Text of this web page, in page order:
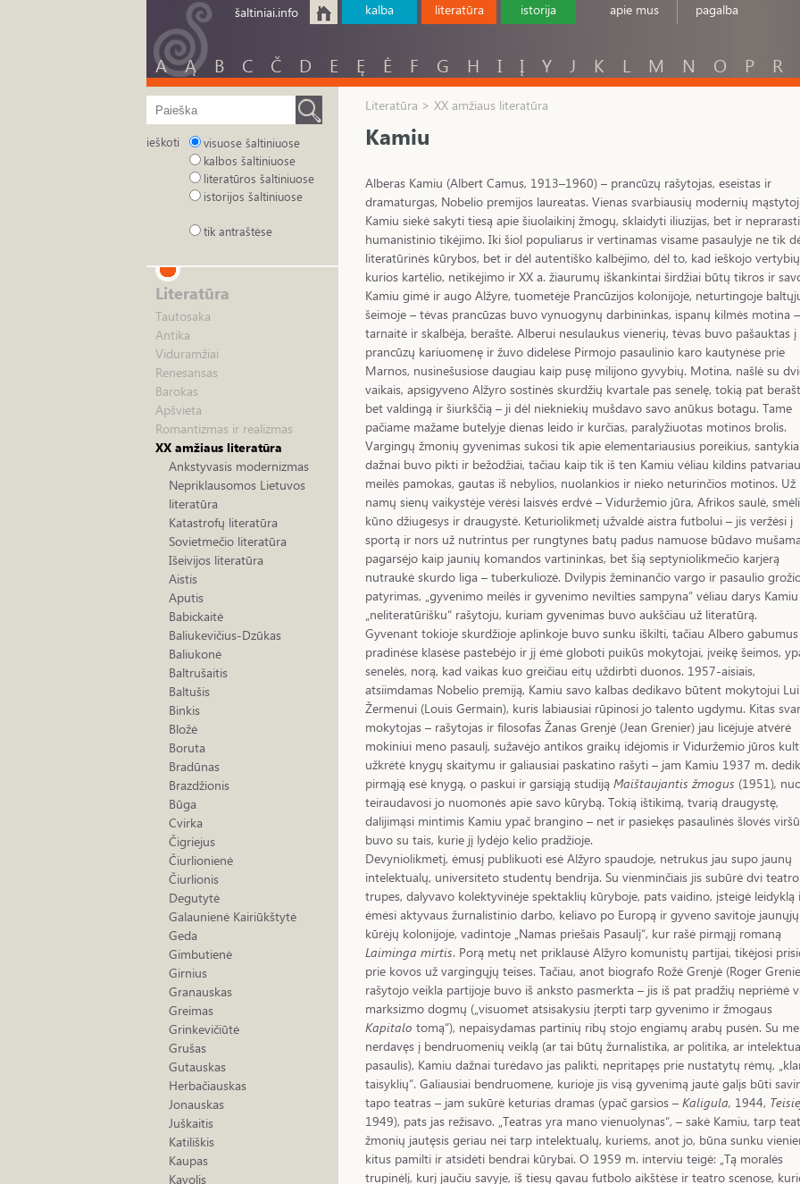
šaltiniai.info kalba literatūra istorija apie mus pagalba
A Ą B C Č D E Ę Ė F G H I Į Y J K L M N O P R
ieškoti
visuose šaltiniuose
kalbos šaltiniuose
literatūros šaltiniuose
istorijos šaltiniuose
tik antraštėse
Literatūra
Tautosaka
Antika
Viduramžiai
Renesansas
Barokas
Apšvieta
Romantizmas ir realizmas
XX amžiaus literatūra
Ankstyvasis modernizmas
Nepriklausomos Lietuvos
literatūra
Katastrofų literatūra
Sovietmečio literatūra
Išeivijos literatūra
Aistis
Aputis
Babickaitė
Baliukevičius-Dzūkas
Baliukonė
Baltrušaitis
Baltušis
Binkis
Bložė
Boruta
Bradūnas
Brazdžionis
Būga
Cvirka
Čigriejus
Čiurlionienė
Čiurlionis
Degutytė
Galaunienė Kairiūkštytė
Geda
Gimbutienė
Girnius
Granauskas
Greimas
Grinkevičiūtė
Grušas
Gutauskas
Herbačiauskas
Jonauskas
Juškaitis
Katiliškis
Kaupas
Kavolis
Literatūra > XX amžiaus literatūra
Kamiu
Alberas Kamiu (Albert Camus, 1913–1960) – prancūzų rašytojas, eseistas ir
dramaturgas, Nobelio premijos laureatas. Vienas svarbiausių modernių
Kamiu siekė sakyti tiesą apie šiuolaikinį žmogų, sklaidyti iliuzijas, bet ir neprarasti
humanistinio tikėjimo. Iki šiol populiarus ir vertinamas visame pasaulyje ne tik
literatūrinės kūrybos, bet ir dėl autentiško kalbėjimo, dėl to, kad ieškojo
kurios kartėlio, netikėjimo ir XX a. žiaurumų iškankintai širdžiai būtų tikros ir
Kamiu gimė ir augo Alžyre, tuometėje Prancūzijos kolonijoje, neturtingoje
šeimoje – tėvas prancūzas buvo vynuogynų darbininkas, ispanų kilmės motina –
tarnaitė ir skalbėja, beraštė. Alberui nesulaukus vienerių, tėvas buvo pašauktas į
prancūzų kariuomenę ir žuvo didelėse Pirmojo pasaulinio karo kautynėse prie
Marnos, nusinešusiose daugiau kaip pusę milijono gyvybių. Motina, našlė su
vaikais, apsigyveno Alžyro sostinės skurdžių kvartale pas senelę, tokią pat
bet valdingą ir šiurkščią – ji dėl niekniekių mušdavo savo anūkus botagu. Tame
pačiame mažame butelyje dienas leido ir kurčias, paralyžiuotas motinos brolis.
Vargingų žmonių gyvenimas sukosi tik apie elementariausius poreikius,
dažnai buvo pikti ir bežodžiai, tačiau kaip tik iš ten Kamiu vėliau kildins
meilės pamokas, gautas iš nebylios, nuolankios ir nieko neturinčios motinos. Už
namų sienų vaikystėje vėrėsi laisvės erdvė – Viduržemio jūra, Afrikos saulė,
kūno džiugesys ir draugystė. Keturiolikmetį užvaldė aistra futbolui – jis veržėsi į
sportą ir nors už nutrintus per rungtynes batų padus namuose būdavo
pagarsėjo kaip jaunių komandos vartininkas, bet šią septyniolikmečio karjerą
nutraukė skurdo liga – tuberkuliozė. Dvilypis žeminančio vargo ir pasaulio
patyrimas, „gyvenimo meilės ir gyvenimo nevilties sampyna“ vėliau darys Kamiu
„neliteratūrišku“ rašytoju, kuriam gyvenimas buvo aukščiau už literatūrą.
Gyvenant tokioje skurdžioje aplinkoje buvo sunku iškilti, tačiau Albero
pradinėse klasėse pastebėjo ir jį ėmė globoti puikūs mokytojai, įveikę šeimos,
senelės, norą, kad vaikas kuo greičiau eitų uždirbti duonos. 1957-aisiais,
atsiimdamas Nobelio premiją, Kamiu savo kalbas dedikavo būtent mokytojui Lui
Žermenui (Louis Germain), kuris labiausiai rūpinosi jo talento ugdymu. Kitas
mokytojas – rašytojas ir filosofas Žanas Grenjė (Jean Grenier) jau licėjuje atvėrė
mokiniui meno pasaulį, sužavėjo antikos graikų idėjomis ir Viduržemio jūros
užkrėtė knygų skaitymu ir galiausiai paskatino rašyti – jam Kamiu 1937 m.
pirmąją esė knygą, o paskui ir garsiąją studiją Maištaujantis žmogus (1951),
teiraudavosi jo nuomonės apie savo kūrybą. Tokią ištikimą, tvarią draugystę,
dalijimąsi mintimis Kamiu ypač brangino – net ir pasiekęs pasaulinės šlovės
buvo su tais, kurie jį lydėjo kelio pradžioje.
Devyniolikmetį, ėmusį publikuoti esė Alžyro spaudoje, netrukus jau supo jaunų
intelektualų, universiteto studentų bendrija. Su vienminčiais jis subūrė dvi teatro
trupes, dalyvavo kolektyvinėje spektaklių kūryboje, pats vaidino, įsteigė leidyklą
ėmėsi aktyvaus žurnalistinio darbo, keliavo po Europą ir gyveno savitoje jaunųjų
kūrėjų kolonijoje, vadintoje „Namas priešais Pasaulį“, kur rašė pirmąjį romaną
Laiminga mirtis. Porą metų net priklausė Alžyro komunistų partijai, tikėjosi
prie kovos už vargingųjų teises. Tačiau, anot biografo Rožė Grenjė (Roger
rašytojo veikla partijoje buvo iš anksto pasmerkta – jis iš pat pradžių nepriėmė
marksizmo dogmų („visuomet atsisakysiu įterpti tarp gyvenimo ir žmogaus
Kapitalo tomą“), nepaisydamas partinių ribų stojo engiamų arabų pusėn. Su
nerdavęs į bendruomenių veiklą (ar tai būtų žurnalistika, ar politika, ar
pasaulis), Kamiu dažnai turėdavo jas palikti, nepritapęs prie nustatytų rėmų,
taisyklių“. Galiausiai bendruomene, kurioje jis visą gyvenimą jautė galįs būti
tapo teatras – jam sukūrė keturias dramas (ypač garsios – Kaligula, 1944,
1949), pats jas režisavo. „Teatras yra mano vienuolynas“, – sakė Kamiu, tarp
žmonių jautęsis geriau nei tarp intelektualų, kuriems, anot jo, būna sunku
kitus pamilti ir atsidėti bendrai kūrybai. O 1959 m. interviu teigė: „Tą moralės
trupinėlį, kurį jaučiu savyje, iš tiesų gavau futbolo aikštėse ir teatro scenose,